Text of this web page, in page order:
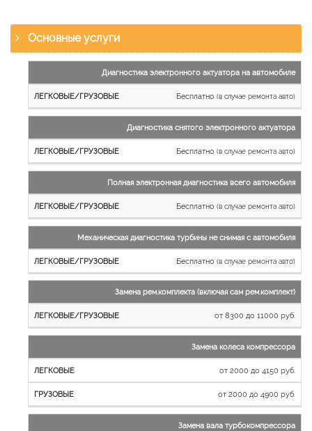
Основные услуги
работы
Легковые
и
Грузовые
автомобили
Диагностика электронного актуатора на автомобиле
Бесплатно (в случае ремонта авто)
Диагностика снятого электронного актуатора
Бесплатно (в случае ремонта авто)
Полная электронная диагностика всего автомобиля
Бесплатно (в случае ремонта авто)
Механическая диагностика турбины не снимая с автомобиля
Бесплатно (в случае ремонта авто)
Замена рем.комплекта (включая сам рем.комплект)
от 8300 до 11000 руб.
Замена колеса компрессора
от 2000 до 4150 руб.
от 2000 до 4900 руб.
Замена вала турбокомпрессора